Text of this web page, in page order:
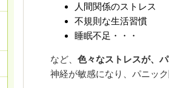
人間関係のストレス
不規則な生活習慣
睡眠不足・・・
など、 色々なストレスが、
神経が敏感になり、パニッ